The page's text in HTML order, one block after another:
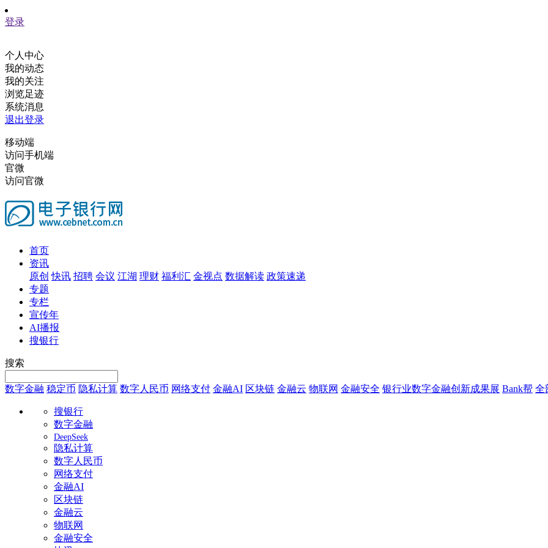
登录
个人中心
我的动态
我的关注
浏览足迹
系统消息
退出登录
移动端
访问手机端
官微
访问官微
首页
资讯
原创 快讯 招聘 会议 江湖 理财 福利汇 金视点 数据解读 政策速递
专题
专栏
宣传年
AI播报
搜银行
搜索
数字金融 稳定币 隐私计算 数字人民币 网络支付 金融AI 区块链 金融云 物联网 金融安全 银行业数字金融创新成果展 Bank帮 全
搜银行
数字金融
DeepSeek
隐私计算
数字人民币
网络支付
金融AI
区块链
金融云
物联网
金融安全